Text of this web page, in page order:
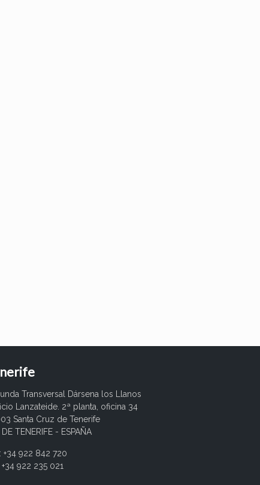
Transversal Dársena los Llanos
Lanzateide. 2ª planta, oficina 34
Santa Cruz de Tenerife
DE TENERIFE - ESPAÑA
+34 922 842 720
+34 922 235 021